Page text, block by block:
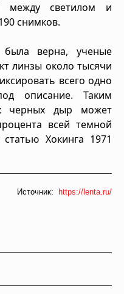
между светилом и
снимков.
верна, ученые
линзы около тысячи
всего одно
описание. Таким
черных дыр может
всей темной
Хокинга 1971
Источник: https://lenta.ru/